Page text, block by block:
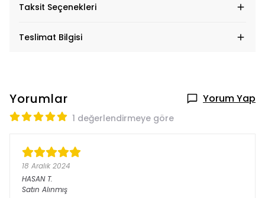
Taksit Seçenekleri
Teslimat Bilgisi
Yorumlar Yorum Yap
1 değerlendirmeye göre
18 Aralık 2024
HASAN T.
Satın Alınmış